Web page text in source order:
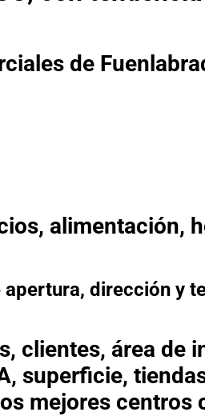
de
alimentación,
dirección y
clientes, área de
superficie,
mejores centros